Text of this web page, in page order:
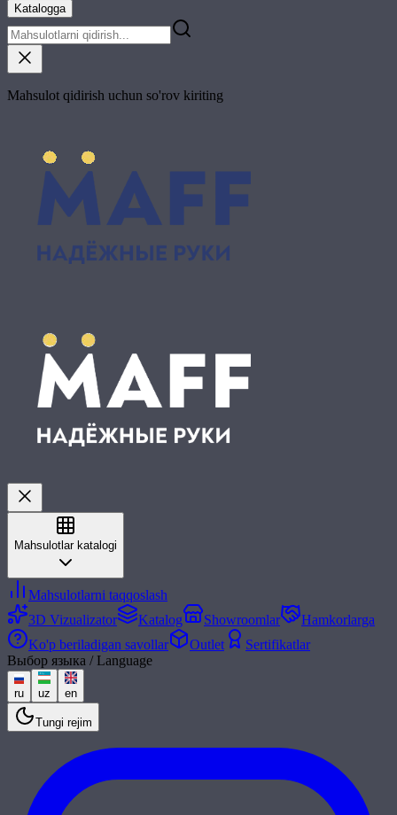
Katalogga
Mahsulot qidirish uchun so'rov kiriting
Mahsulotlar katalogi
Mahsulotlarni taqqoslash
3D Vizualizator
Katalog Showroomlar
Hamkorlarga
Ko'p beriladigan savollar
Outlet
Sertifikatlar
Выбор языка / Language
ru uz en
Tungi rejim